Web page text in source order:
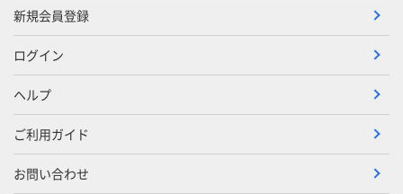
新規会員登録
ログイン
ヘルプ
ご利用ガイド
お問い合わせ